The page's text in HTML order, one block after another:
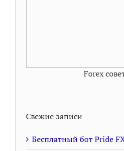
Forex
Свежие записи
Бесплатный бот Pride